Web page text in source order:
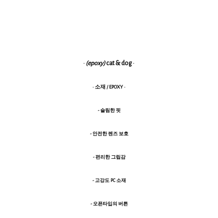
· (epoxy)cat & dog ·
· 소재 / EPOXY ·
- 슬림한 핏
- 안전한 렌즈 보호
- 편리한 그립감
- 고강도 PC 소재
- 오픈타입의 버튼